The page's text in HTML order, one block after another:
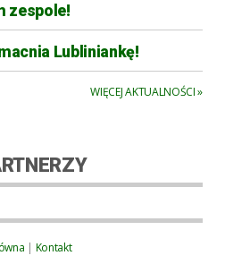
zespole!
Lubliniankę!
WIĘCEJ AKTUALNOŚCI »
| Kontakt